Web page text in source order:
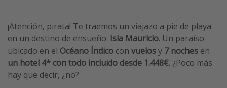
Parques de atracciones
Viaja con musicales
El Rey León el musical
Harry Potter en Londres y otros destinos
¡Atención, pirata! Te traemos un viajazo a pie de playa
en un destino de ensueño: Isla Mauricio. Un paraíso
ubicado en el Océano Índico con vuelosy 7 noches en
un hotel 4* con todo incluido desde 1.448€. ¿Poco más
hay que decir, ¿no?